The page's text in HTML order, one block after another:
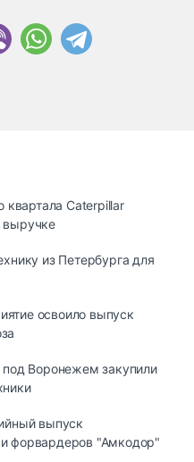
квартала Caterpillar
выручке
из Петербурга для
освоило выпуск
под Воронежем закупили
выпуск
форвардеров "Амкодор"